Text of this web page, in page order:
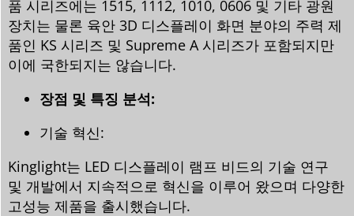
품 시리즈에는 1515, 1112, 1010, 0606 및 기타 광원
장치는 물론 육안 3D 디스플레이 화면 분야의 주력 제
품인 KS 시리즈 및 Supreme A 시리즈가 포함되지만
이에 국한되지는 않습니다.
장점 및 특징 분석:
기술 혁신:
Kinglight는 LED 디스플레이 램프 비드의 기술 연구
및 개발에서 지속적으로 혁신을 이루어 왔으며 다양한
고성능 제품을 출시했습니다.